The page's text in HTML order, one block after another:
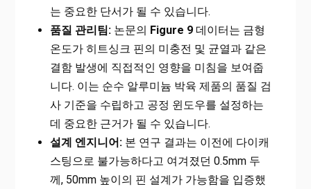
는 중요한 단서가 될 수 있습니다.
품질 관리팀:논문의 Figure 9데이터는 금형
온도가 히트싱크 핀의 미충전 및 균열과 같은
결함 발생에 직접적인 영향을 미침을 보여줍
니다. 이는 순수 알루미늄 박육 제품의 품질 검
사 기준을 수립하고 공정 윈도우를 설정하는
데 중요한 근거가 될 수 있습니다.
설계 엔지니어:본 연구 결과는 이전에 다이캐
스팅으로 불가능하다고 여겨졌던 0.5mm 두
께, 50mm 높이의 핀 설계가 가능함을 입증했